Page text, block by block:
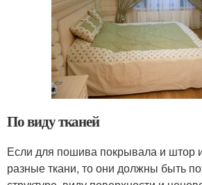
По виду тканей
Если для пошива покрывала и штор
разные ткани, то они должны быть